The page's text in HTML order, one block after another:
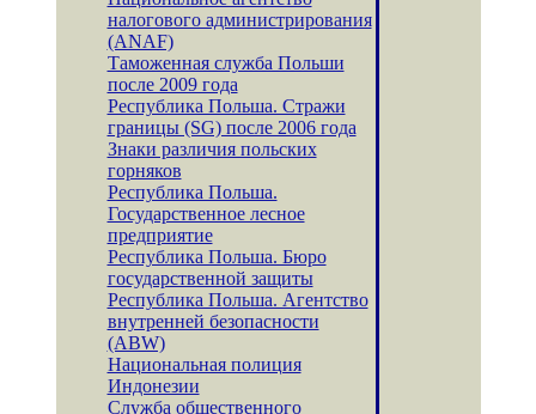
налогового администрирования
(ANAF)
Таможенная служба Польши
после 2009 года
Республика Польша. Стражи
границы (SG) после 2006 года
Знаки различия польских
горняков
Республика Польша.
Государственное лесное
предприятие
Республика Польша. Бюро
государственной защиты
Республика Польша. Агентство
внутренней безопасности
(ABW)
Национальная полиция
Индонезии
Служба общественного